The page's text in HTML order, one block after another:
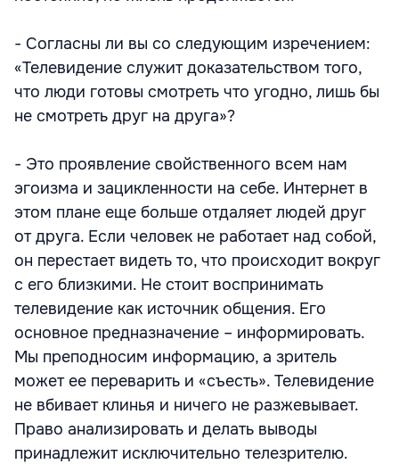
- Согласны ли вы со следующим изречением:
«Телевидение служит доказательством того,
что люди готовы смотреть что угодно, лишь бы
не смотреть друг на друга»?
- Это проявление свойственного всем нам
эгоизма и зацикленности на себе. Интернет в
этом плане еще больше отдаляет людей друг
от друга. Если человек не работает над собой,
он перестает видеть то, что происходит вокруг
с его близкими. Не стоит воспринимать
телевидение как источник общения. Его
основное предназначение – информировать.
Мы преподносим информацию, а зритель
может ее переварить и «съесть». Телевидение
не вбивает клинья и ничего не разжевывает.
Право анализировать и делать выводы
принадлежит исключительно телезрителю.